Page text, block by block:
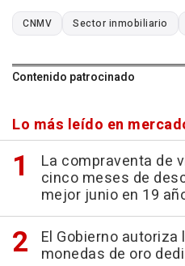
CNMV Sector inmobiliario
Contenido patrocinado
Lo más leído en
La compraventa de
cinco meses de
mejor junio en 19
El Gobierno
monedas de oro